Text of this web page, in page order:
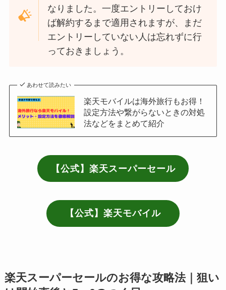
なりました。一度エントリーしておけ
ば解約するまで適用されますが、まだ
エントリーしていない人は忘れずに行
っておきましょう。
あわせて読みたい
楽天モバイルは海外旅行もお得！
設定方法や繋がらないときの対処
法などをまとめて紹介
【公式】楽天スーパーセール
【公式】楽天モバイル
楽天スーパーセールのお得な攻略法｜狙い